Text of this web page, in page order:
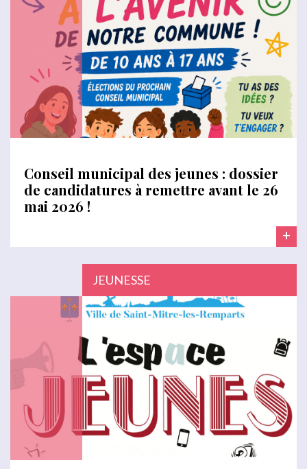
Conseil municipal des jeunes : dossier
de candidatures à remettre avant le 26
mai 2026 !
+
JEUNESSE